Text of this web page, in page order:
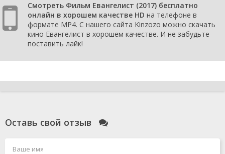
Смотреть Фильм Евангелист (2017) бесплатно
онлайн в хорошем качестве HD на телефоне в
формате MP4. С нашего сайта Kinzozo можно скачать
кино Евангелист в хорошем качестве. И не забудьте
поставить лайк!
Оставь свой отзыв